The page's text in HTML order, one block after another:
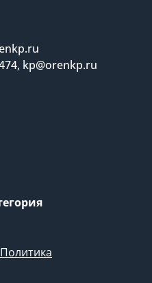
kp@orenkp.ru
Политика